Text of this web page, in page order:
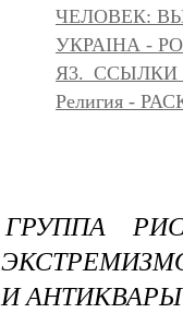
ЧЕЛОВЕК:
УКРАІНА -
Религия -
ГРУППА
И АНТИКВАРЫ